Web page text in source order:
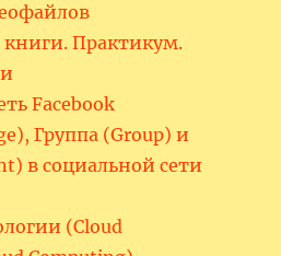
Практикум.
Facebook
Группа (Group) и
в социальной сети
(Cloud